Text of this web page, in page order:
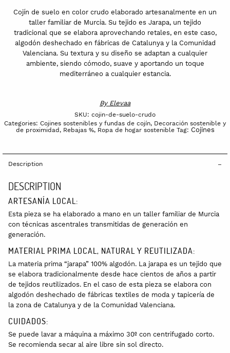
Cojín de suelo en color crudo elaborado artesanalmente en un
taller familiar de Murcia. Su tejido es Jarapa, un tejido
tradicional que se elabora aprovechando retales, en este caso,
algodón deshechado en fábricas de Catalunya y la Comunidad
Valenciana. Su textura y su diseño se adaptan a cualquier
ambiente, siendo cómodo, suave y aportando un toque
mediterráneo a cualquier estancia.
By Elevaa
SKU: cojin-de-suelo-crudo
Categories: Cojines sostenibles y fundas de cojín, Decoración sostenible y
de proximidad, Rebajas %, Ropa de hogar sostenible Tag: Cojines
Description
DESCRIPTION
ARTESANÍA LOCAL:
Esta pieza se ha elaborado a mano en un taller familiar de Murcia
con técnicas ascentrales transmitidas de generación en
generación.
MATERIAL PRIMA LOCAL, NATURAL Y REUTILIZADA:
La materia prima “jarapa” 100% algodón. La jarapa es un tejido que
se elabora tradicionalmente desde hace cientos de años a partir
de tejidos reutilizados. En el caso de esta pieza se elabora con
algodón deshechado de fábricas textiles de moda y tapicería de
la zona de Catalunya y de la Comunidad Valenciana.
CUIDADOS:
Se puede lavar a máquina a máximo 30º con centrifugado corto.
Se recomienda secar al aire libre sin sol directo.